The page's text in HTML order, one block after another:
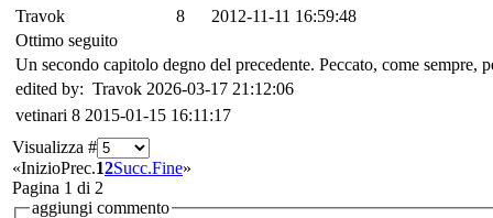
Travok
8
2012-11-11 16:59:48
Ottimo seguito
Un secondo capitolo degno del precedente. Peccato, come sempre,
edited by: Travok 2026-03-17 21:12:06
vetinari 8 2015-01-15 16:11:17
Visualizza #
«InizioPrec.12Succ.Fine»
Pagina 1 di 2
aggiungi commento